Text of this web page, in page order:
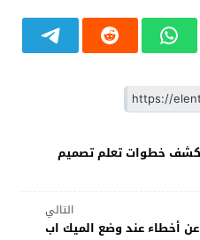
تكشف خطوات تعلم تصميم
التالي
أخطاء عند وضع الميك اب